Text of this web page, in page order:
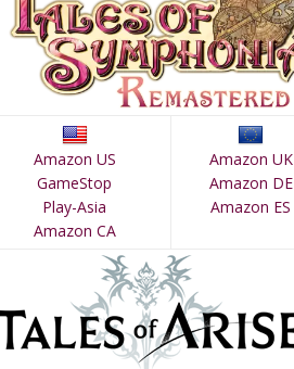
Amazon US
GameStop
Play-Asia
Amazon CA
Amazon UK
Amazon DE
Amazon ES